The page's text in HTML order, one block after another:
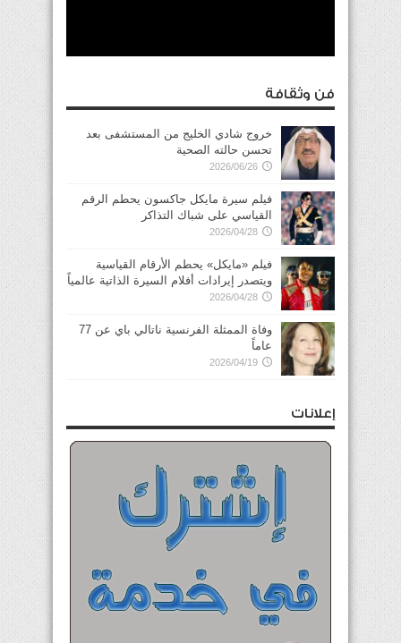
فن وثقافة
خروج شادي الخليج من المستشفى بعد
تحسن حالته الصحية
2026/06/26
فيلم سيرة مايكل جاكسون يحطم الرقم
القياسي على شباك التذاكر
2026/04/28
فيلم «مايكل» يحطم الأرقام القياسية
ويتصدر إيرادات أفلام السيرة الذاتية عالمياً
2026/04/28
وفاة الممثلة الفرنسية ناتالي باي عن 77
عاماً
2026/04/19
إعلانات